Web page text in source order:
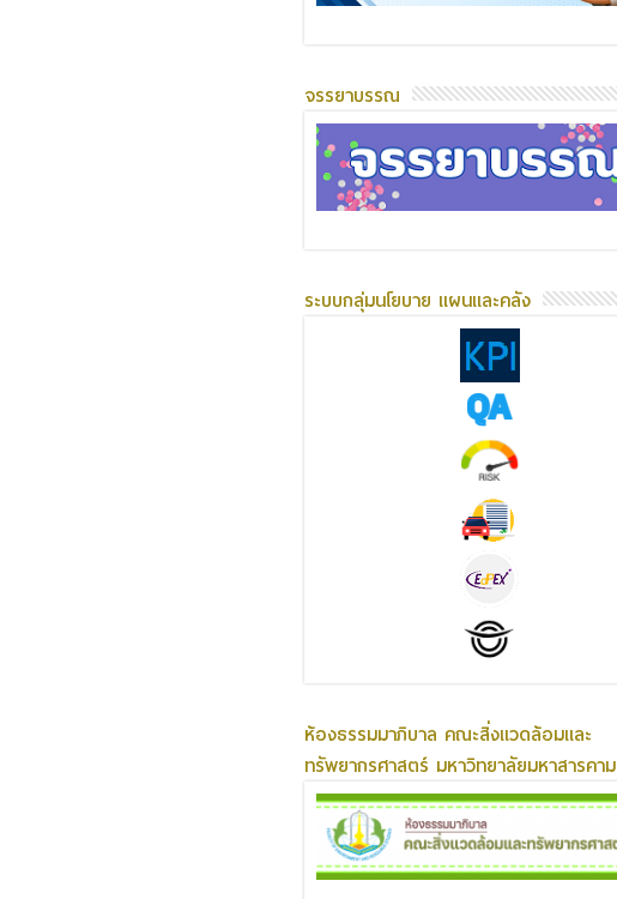
จรรยาบรรณ
ระบบกลุ่มนโยบาย แผนและคลัง
ห้องธรรมมาภิบาล คณะสิ่งแวดล้อมและ
ทรัพยากรศาสตร์ มหาวิทยาลัยมหาสารคาม